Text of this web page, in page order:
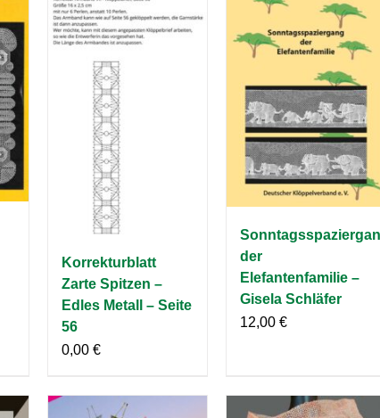
Korrekturblatt
Zarte Spitzen –
Edles Metall – Seite
56
0,00 €
der
Elefantenfamilie –
Gisela Schläfer
12,00 €